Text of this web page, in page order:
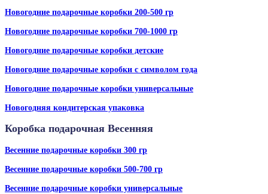
Новогодние подарочные коробки 200-500 гр
Новогодние подарочные коробки 700-1000 гр
Новогодние подарочные коробки детские
Новогодние подарочные коробки с символом года
Новогодние подарочные коробки универсальные
Новогодняя кондитерская упаковка
Коробка подарочная Весенняя
Весенние подарочные коробки 300 гр
Весенние подарочные коробки 500-700 гр
Весенние подарочные коробки универсальные